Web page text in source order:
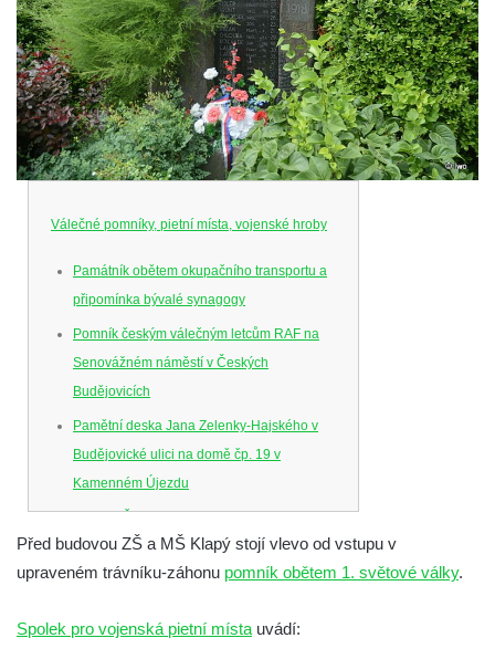
Válečné pomníky, pietní místa, vojenské hroby
Památník obětem okupačního transportu a
připomínka bývalé synagogy
Pomník českým válečným letcům RAF na
Senovážném náměstí v Českých
Budějovicích
Pamětní deska Jana Zelenky-Hajského v
Budějovické ulici na domě čp. 19 v
Kamenném Újezdu
Kenotaf Šimona Valhy na starém hřbitově v
Kamenném Újezdě
Kenotaf Václava B. Hájka na starém
Pomník obětem válek na Náměstí v
Před budovou ZŠ a MŠ Klapý stojí vlevo od vstupu v
upraveném trávníku-záhonu pomník obětem 1. světové války.
Spolek pro vojenská pietní místa uvádí: